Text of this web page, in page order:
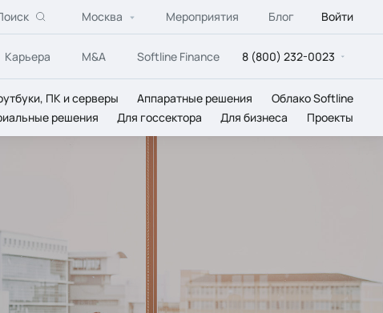
Москва Мероприятия Блог Войти
Карьера M&A Softline Finance 8 (800) 232-0023
ПК и серверы Аппаратные решения
Облако Softline
решения Для госсектора Для бизнеса Проекты